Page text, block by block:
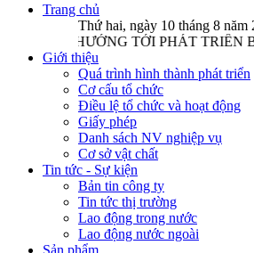
Trang chủ
Thứ hai, ngày 10 tháng 8 năm
TỚI PHÁT TRIỂN BỀN VỮNG -
Giới thiệu
Quá trình hình thành phát triển
Cơ cấu tổ chức
Điều lệ tổ chức và hoạt động
Giấy phép
Danh sách NV nghiệp vụ
Cơ sở vật chất
Tin tức - Sự kiện
Bản tin công ty
Tin tức thị trường
Lao động trong nước
Lao động nước ngoài
Sản phẩm